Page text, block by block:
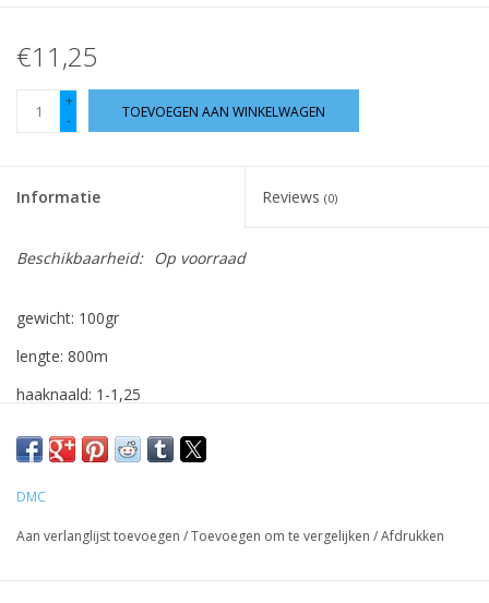
€11,25
+
-
TOEVOEGEN AAN WINKELWAGEN
Informatie Reviews (0)
Beschikbaarheid: Op voorraad
gewicht: 100gr
lengte: 800m
haaknaald: 1-1,25
DMC
Aan verlanglijst toevoegen /Toevoegen om te vergelijken /Afdrukken